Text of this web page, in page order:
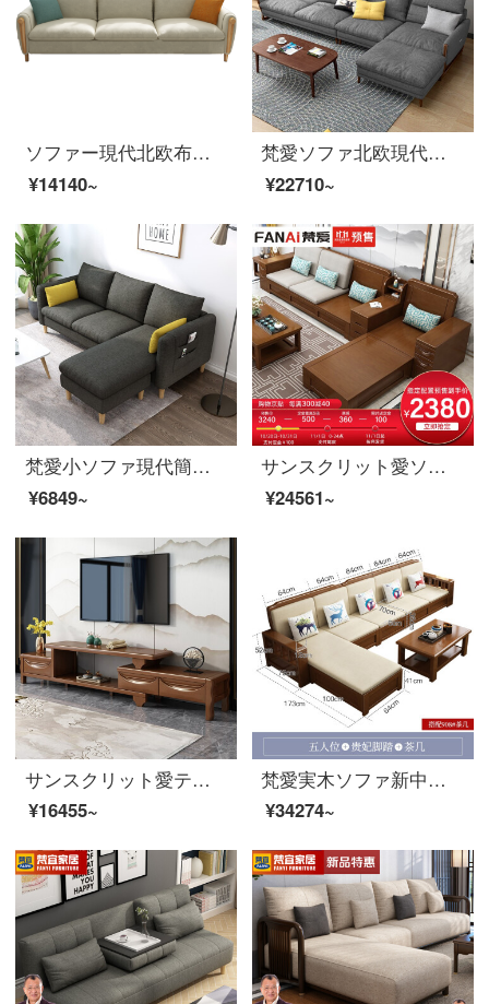
ソファー現代北欧布芸ソファーの木枠のソファーのリビングルームには、リビング家具を三人で配置しています。
¥14140~
梵愛ソファ北欧現代簡単ダウンジャケット布芸ソファラテックスソファの木製フレームワークのソファリビングルームの家具セットダブルスペース+シングルアームの色備考
¥22710~
梵愛小ソファ現代簡単北欧スタイルの小さな家型布芸ソファ綿麻ソファセットリビング家具3人の色備考
¥6849~
サンスクリット愛ソファ冬と夏の両方を使用して、実木ソファ全実木布芸ソファ現代簡単な中国式セットラテックスソファのリビングルームには、家の4人がいます。
¥24561~
サンスクリット愛テレビキャビネットの新しい中国式ゴムの木の家具は、リビング家具のテレビキャビネットの組み立てに伸縮することができます。
¥16455~
梵愛実木ソファ新中国式ゴム木ソファセット収納物実木ソファ家具五人＋足＋908茶卓
¥34274~